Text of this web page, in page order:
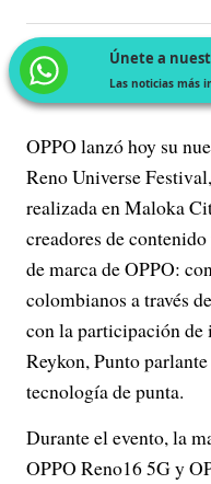
Únete a
Las noticias más
OPPO lanzó hoy su
Reno Universe
realizada en Maloka
creadores de
de marca de OPPO:
colombianos a través
con la participación de
Reykon, Punto
tecnología de punta.
Durante el evento, la
OPPO Reno16 5G y